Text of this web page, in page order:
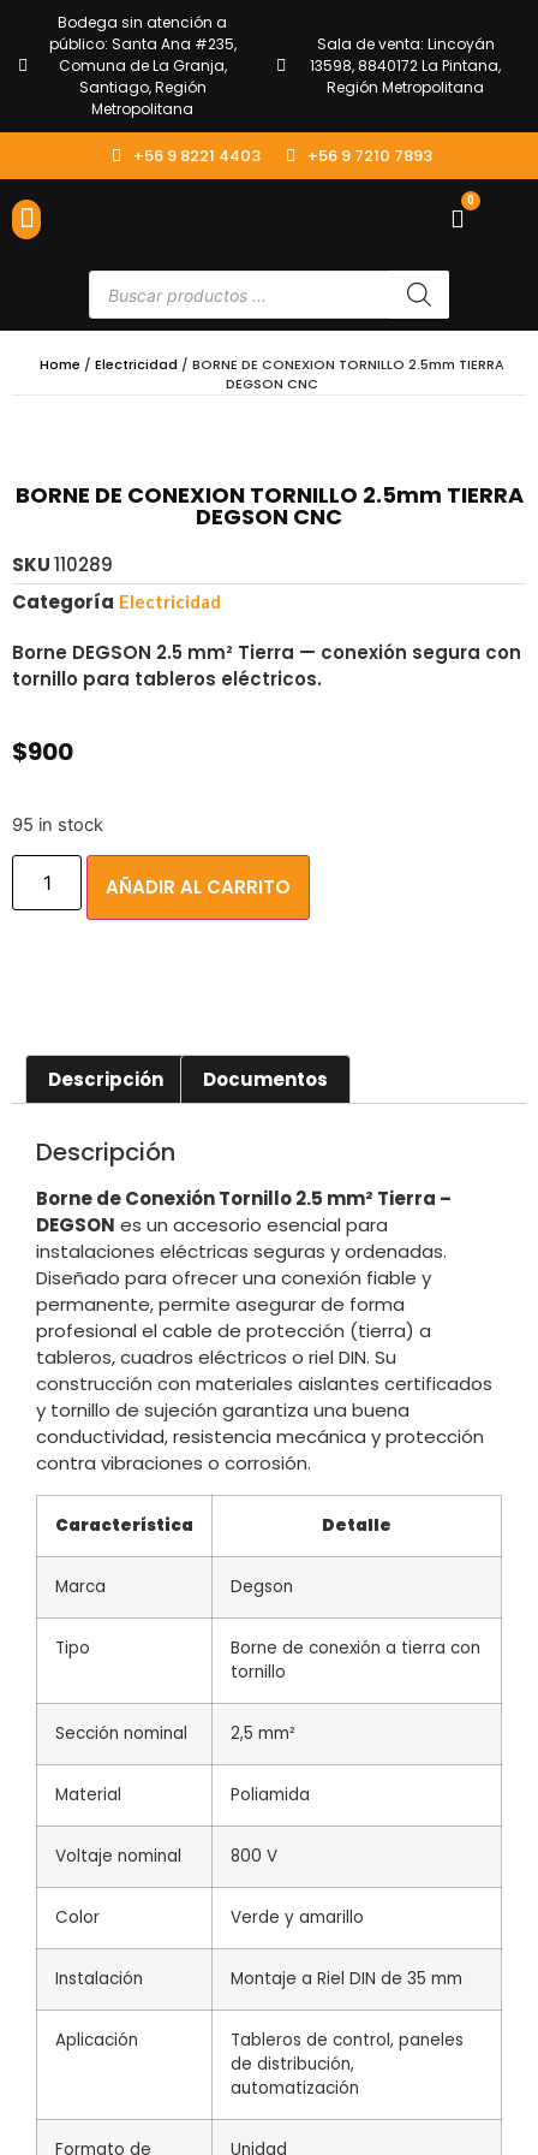
Bodega sin atención a
público: Santa Ana #235,
Comuna de La Granja,
Santiago, Región
Metropolitana
Sala de venta: Lincoyán
13598, 8840172 La Pintana,
Región Metropolitana
+56 9 8221 4403 +56 9 7210 7893
0
Home / Electricidad / BORNE DE CONEXION TORNILLO 2.5mm TIERRA
DEGSON CNC
BORNE DE CONEXION TORNILLO 2.5mm TIERRA
DEGSON CNC
SKU110289
Categoría Electricidad
Borne DEGSON 2.5 mm² Tierra — conexión segura con
tornillo para tableros eléctricos.
$900
95 in stock
AÑADIR AL CARRITO
Descripción Documentos
Descripción
Borne de Conexión Tornillo 2.5 mm² Tierra –
DEGSON es un accesorio esencial para
instalaciones eléctricas seguras y ordenadas.
Diseñado para ofrecer una conexión fiable y
permanente, permite asegurar de forma
profesional el cable de protección (tierra) a
tableros, cuadros eléctricos o riel DIN. Su
construcción con materiales aislantes certificados
y tornillo de sujeción garantiza una buena
conductividad, resistencia mecánica y protección
contra vibraciones o corrosión.
Característica Detalle
Marca Degson
Tipo
Borne de conexión a tierra con
tornillo
Sección nominal 2,5 mm²
Material Poliamida
Voltaje nominal 800 V
Color Verde y amarillo
Instalación Montaje a Riel DIN de 35 mm
Aplicación
Tableros de control, paneles
de distribución,
automatización
Formato de Unidad